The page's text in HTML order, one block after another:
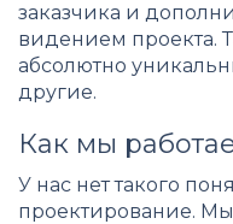
заказчика и
видением проекта.
абсолютно
другие.
Как мы
У нас нет такого
проектирование.